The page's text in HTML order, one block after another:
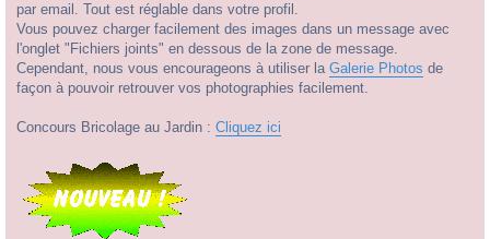
par email. Tout est réglable dans votre profil.
Vous pouvez charger facilement des images dans un message avec
l'onglet "Fichiers joints" en dessous de la zone de message.
Cependant, nous vous encourageons à utiliser la Galerie Photos de
façon à pouvoir retrouver vos photographies facilement.
Concours Bricolage au Jardin : Cliquez ici